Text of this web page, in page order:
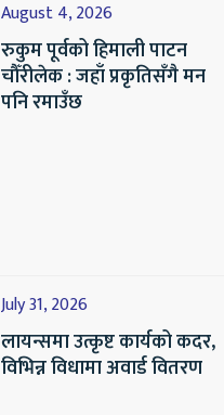
August 4, 2026
रुकुम पूर्वको हिमाली पाटन
चौँरीलेक : जहाँ प्रकृतिसँगै मन
पनि रमाउँछ
July 31, 2026
लायन्समा उत्कृष्ट कार्यको कदर,
विभिन्न विधामा अवार्ड वितरण